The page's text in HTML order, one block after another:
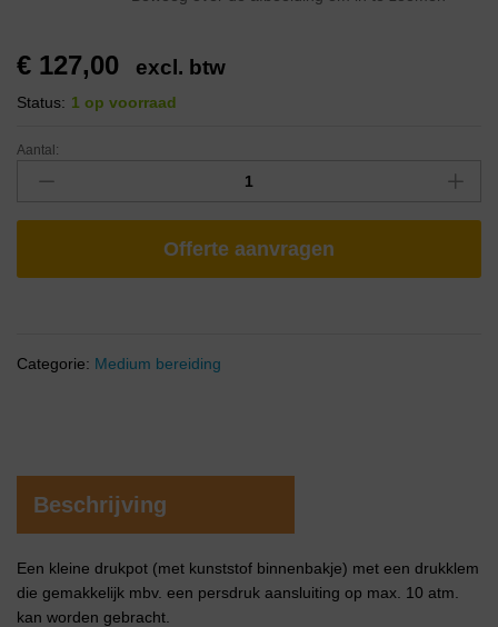
€ 127,00 excl. btw
Status: 1 op voorraad
Aantal:
Offerte aanvragen
Categorie: Medium bereiding
Beschrijving
Een kleine drukpot (met kunststof binnenbakje) met een drukklem
die gemakkelijk mbv. een persdruk aansluiting op max. 10 atm.
kan worden gebracht.